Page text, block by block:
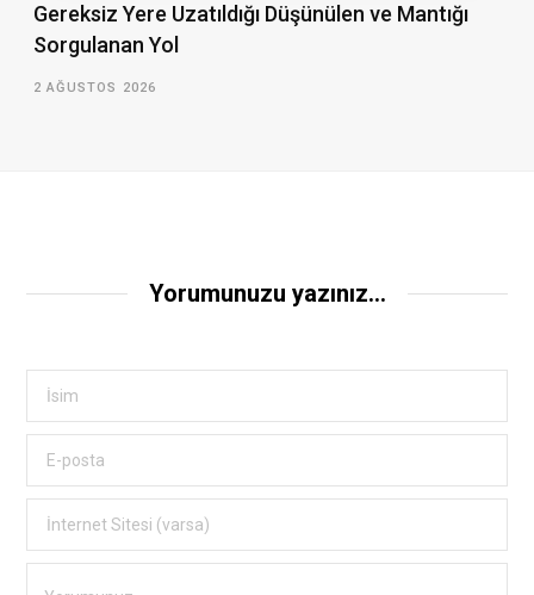
Gereksiz Yere Uzatıldığı Düşünülen ve Mantığı
Sorgulanan Yol
2 AĞUSTOS 2026
Yorumunuzu yazınız...